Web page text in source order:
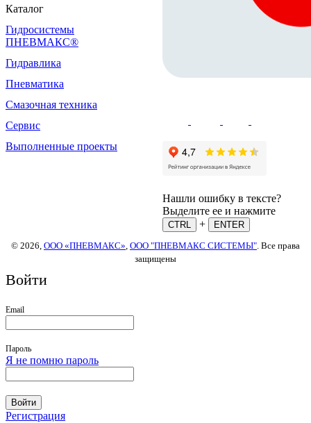
Каталог
Гидросистемы
ПНЕВМАКС®
Гидравлика
Пневматика
Смазочная техника
Сервис
Выполненные проекты
Нашли ошибку в тексте?
Выделите ее и нажмите
CTRL +
ENTER
© 2026, ООО «ПНЕВМАКС» ООО "ПНЕВМАКС СИСТЕМЫ" . Все права
защищены
Войти
Email
Пароль
Я не помню пароль
Войти
Регистрация